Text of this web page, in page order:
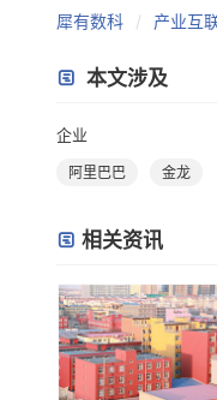
犀有数科 产业互
本文涉及
企业
阿里巴巴 金龙
相关资讯